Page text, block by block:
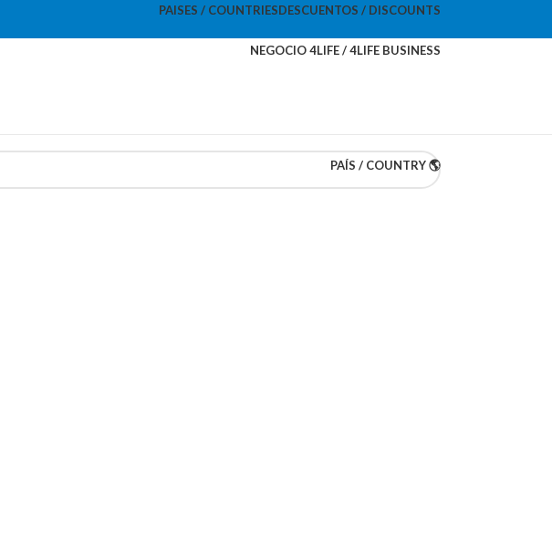
PAISES / COUNTRIESDESCUENTOS / DISCOUNTS
NEGOCIO 4LIFE / 4LIFE BUSINESS
PAÍS / COUNTRY 🌎